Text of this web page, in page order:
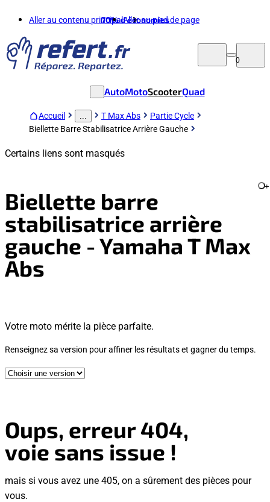
Aller au contenu principalAller au pied de page
70%d'économies
0
AutoMotoScooterQuad
Accueil T Max Abs
Partie Cycle
Biellette Barre Stabilisatrice Arrière Gauche
Certains liens sont masqués
Biellette barre
stabilisatrice arrière
gauche - Yamaha T Max
Abs
+
Votre moto mérite la pièce parfaite.
Renseignez sa version pour affiner les résultats et gagner du temps.
Oups, erreur 404,
voie sans issue !
mais si vous avez une 405, on a sûrement des pièces pour
vous.